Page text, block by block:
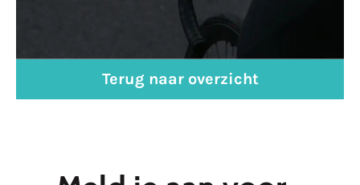
Terug naar overzicht